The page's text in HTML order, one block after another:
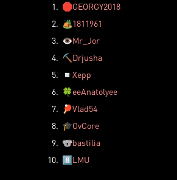
1. 🛑GEORGY2018
2. 🏕️1811961
3. 👁️Mr_Jor
4. ⛏️ Drjusha
5.
◽ Xepp
6. 🍀eeAnatolyee
7.
🏓Vlad54
8. 🎓OvCore
9. 🐨bastilia
10. 8️⃣LMU